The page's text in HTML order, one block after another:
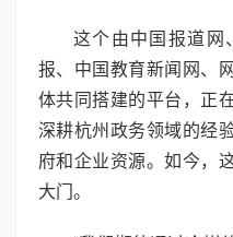
这个由中国报道网
报、中国教育新闻网、
体共同搭建的平台，正
深耕杭州政务领域的经
府和企业资源。如今，
大门。